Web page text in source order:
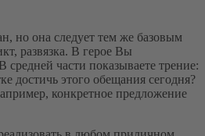
но она следует тем же базовым
развязка. В герое Вы
части показываете трение:
достичь этого обещания сегодня?
конкретное предложение